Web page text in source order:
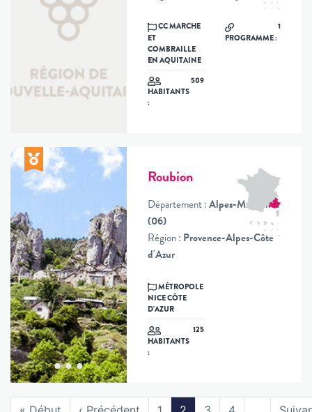
CC MARCHE
ET
COMBRAILLE
EN AQUITAINE
HABITANTS
:
509
PROGRAMME :
1
Roubion
Département :Alpes-Maritimes
(06)
Région : Provence-Alpes-Côte
d'Azur
MÉTROPOLE
NICE CÔTE
D'AZUR
HABITANTS
:
125